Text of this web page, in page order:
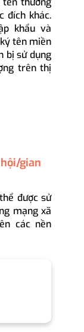
đích khác.
khẩu và
tên miền
bị sử dụng
trên thị
gian
được sử
mạng xã
các nền